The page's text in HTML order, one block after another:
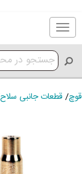
Toggle
navigation
قوچ/ قطعات جانبی سلاح